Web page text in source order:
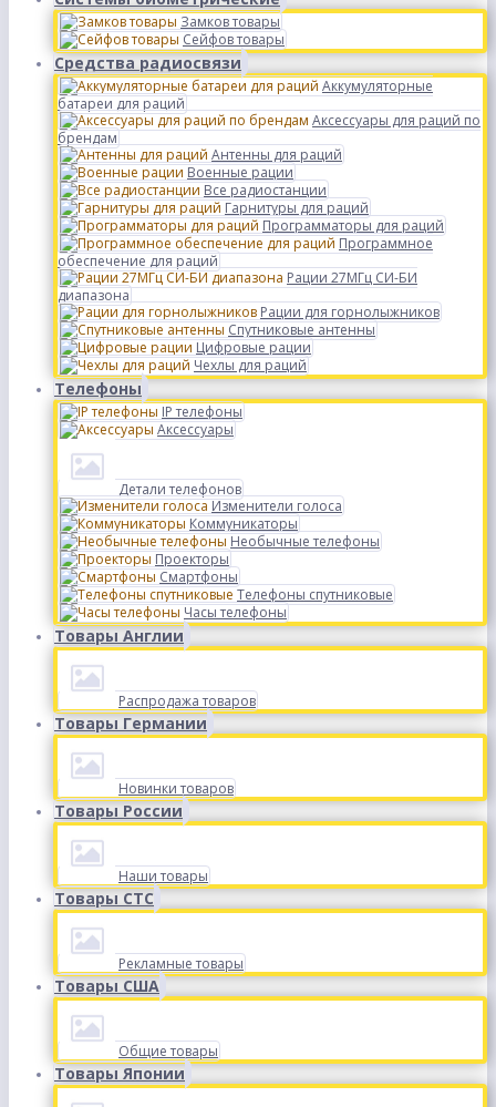
Замков товары
Сейфов товары
Средства радиосвязи
Аккумуляторные
батареи для раций
Аксессуары для раций по
брендам
Антенны для раций
Военные рации
Все радиостанции
Гарнитуры для раций
Программаторы для раций
Программное
обеспечение для раций
Рации 27МГц СИ-БИ
диапазона
Рации для горнолыжников
Спутниковые антенны
Цифровые рации
Чехлы для раций
Телефоны
IP телефоны
Аксессуары
Детали телефонов
Изменители голоса
Коммуникаторы
Необычные телефоны
Проекторы
Смартфоны
Телефоны спутниковые
Часы телефоны
Товары Англии
Распродажа товаров
Товары Германии
Новинки товаров
Товары России
Наши товары
Товары СТС
Рекламные товары
Товары США
Общие товары
Товары Японии